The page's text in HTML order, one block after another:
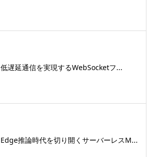
低遅延通信を実現するWebSocketフ...
Edge推論時代を切り開くサーバーレスM...